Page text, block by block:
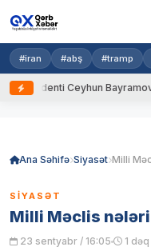
#iran #abş #tramp
Ceyhun Bayramovu
Ana Səhifə Siyasət Milli
SIYASƏT
Milli Məclis
23 sentyabr / 16:05 1 dəq